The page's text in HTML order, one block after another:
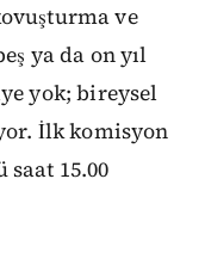
ve
ya da on yıl
yok; bireysel
İlk komisyon
saat 15.00